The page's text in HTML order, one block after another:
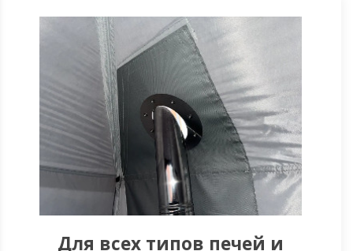
Для всех типов печей и